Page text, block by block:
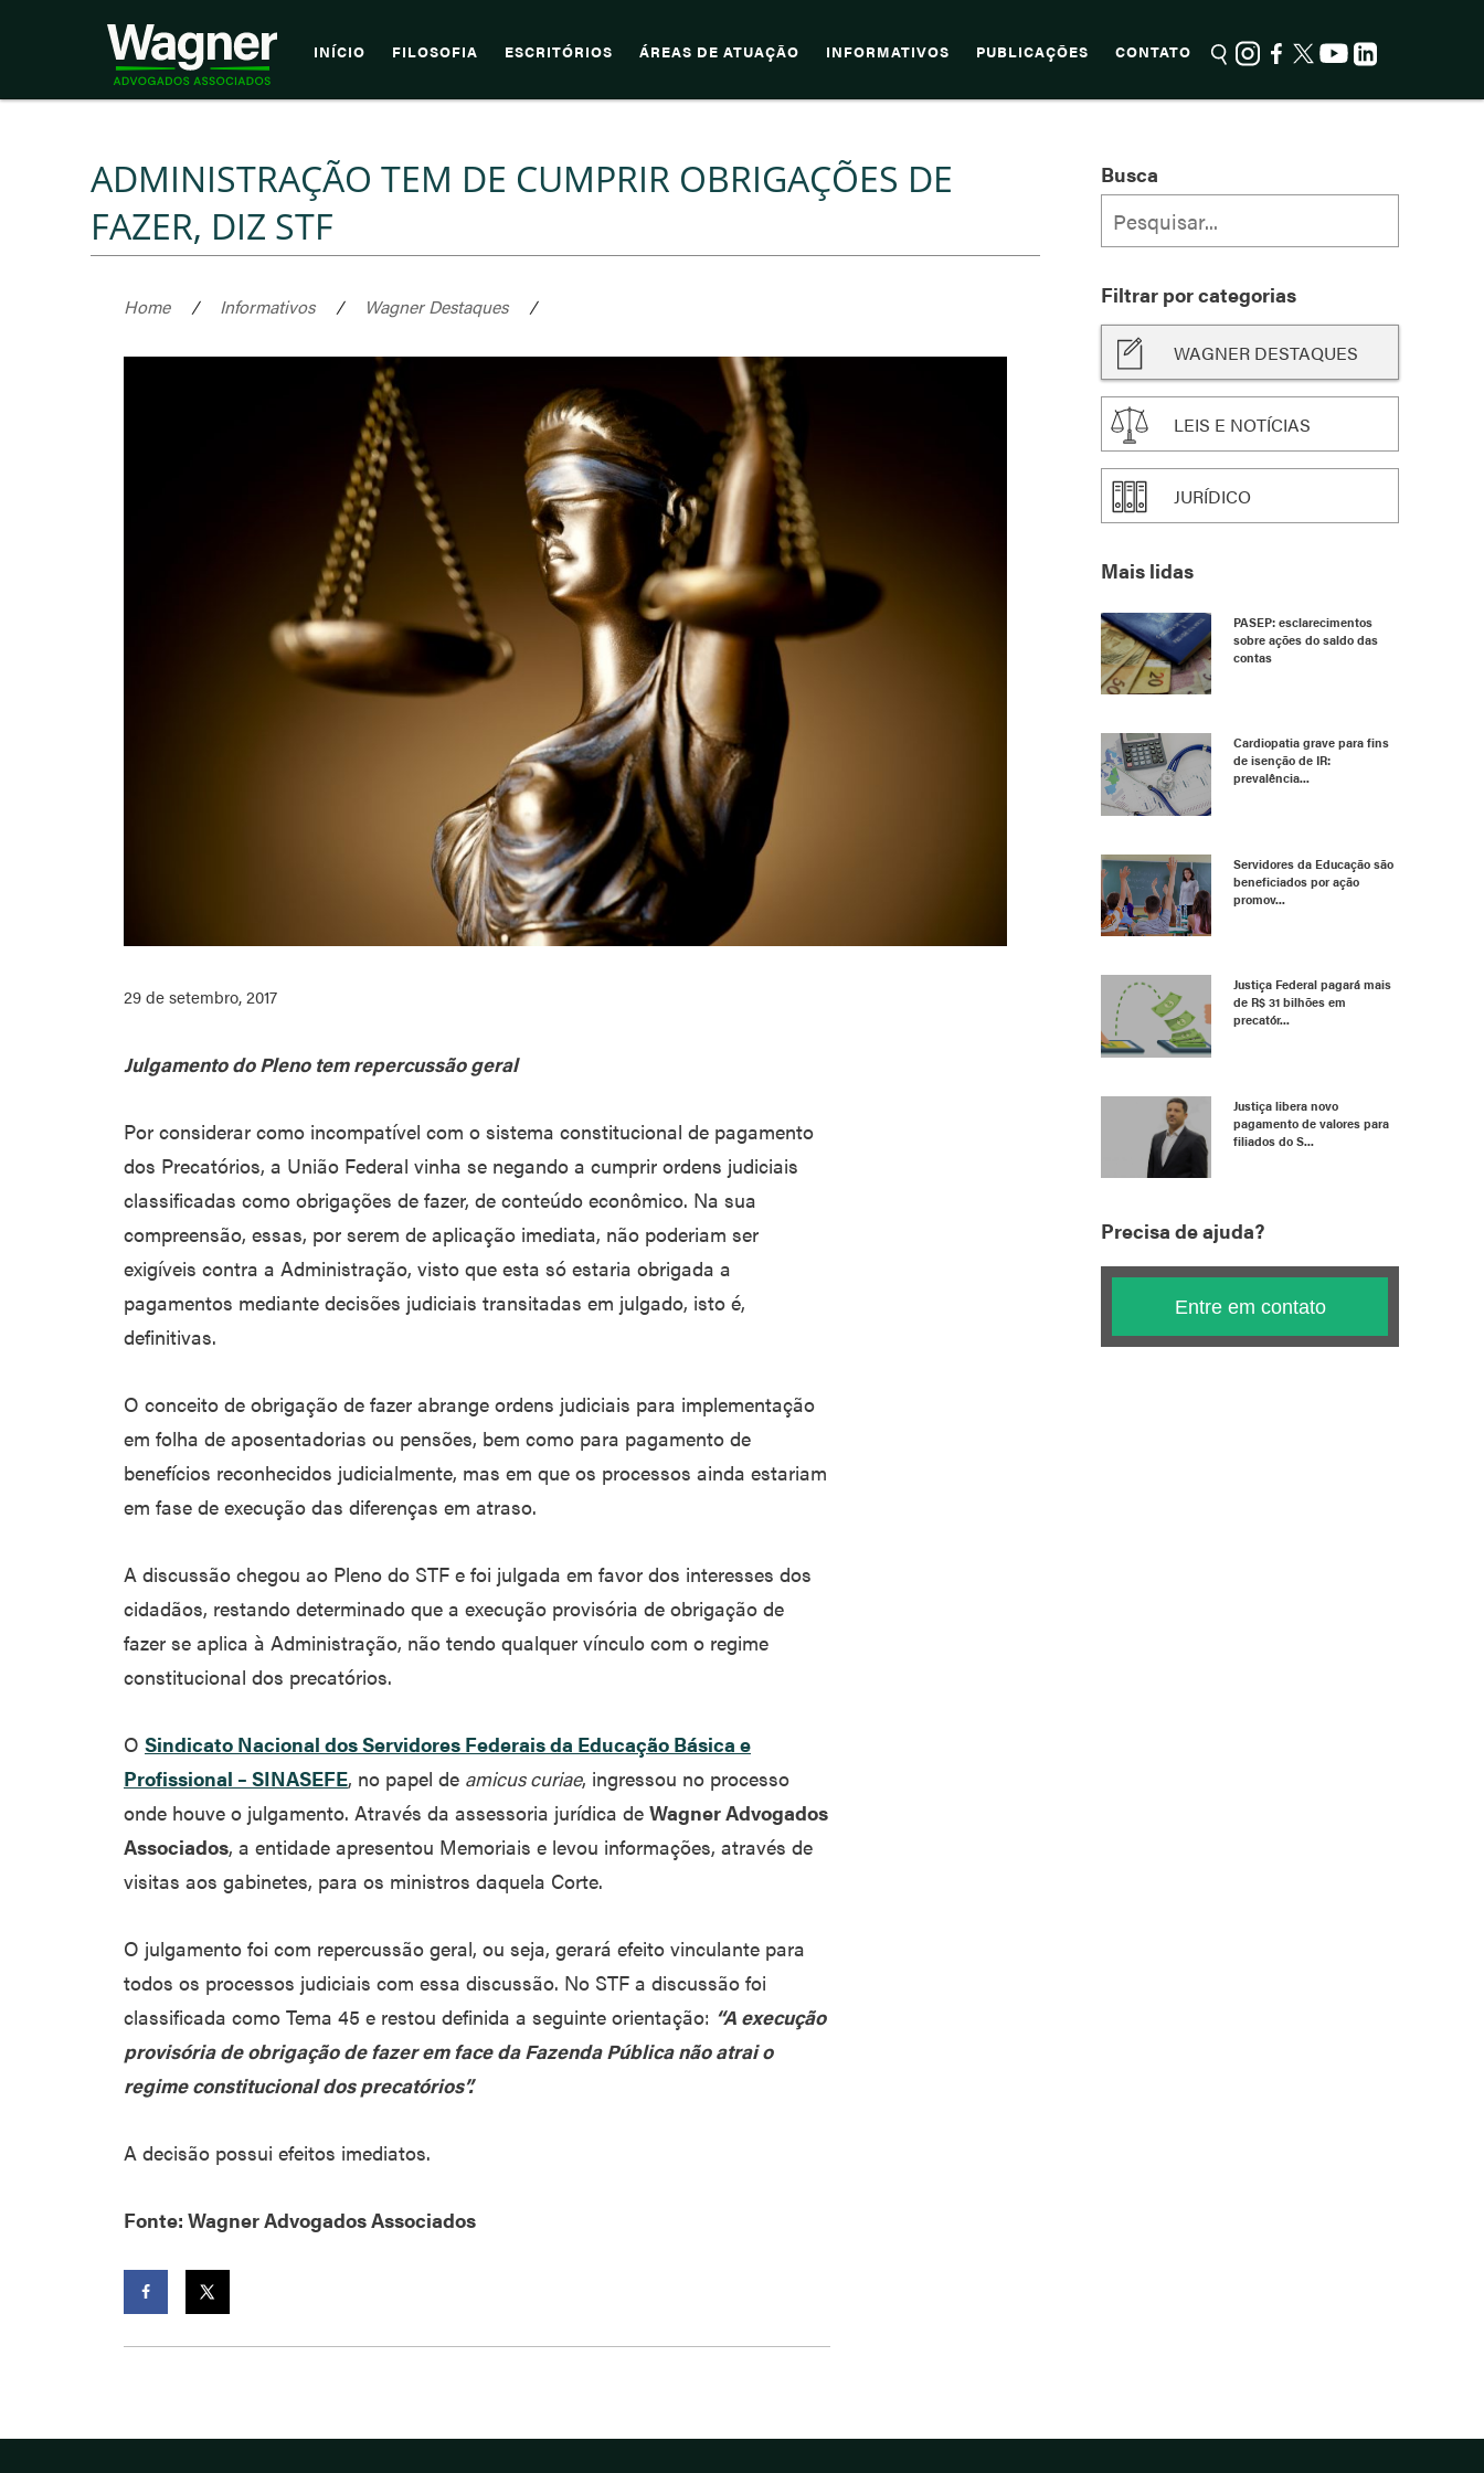
INÍCIO FILOSOFIA ESCRITÓRIOS ÁREAS DE ATUAÇÃO INFORMATIVOS PUBLICAÇÕES CONTATO
ADMINISTRAÇÃO TEM DE CUMPRIR OBRIGAÇÕES DE
FAZER, DIZ STF
Home / Informativos / Wagner Destaques /
29 de setembro, 2017
Julgamento do Pleno tem repercussão geral
Por considerar como incompatível com o sistema constitucional de pagamento
dos Precatórios, a União Federal vinha se negando a cumprir ordens judiciais
classificadas como obrigações de fazer, de conteúdo econômico. Na sua
compreensão, essas, por serem de aplicação imediata, não poderiam ser
exigíveis contra a Administração, visto que esta só estaria obrigada a
pagamentos mediante decisões judiciais transitadas em julgado, isto é,
definitivas.
O conceito de obrigação de fazer abrange ordens judiciais para implementação
em folha de aposentadorias ou pensões, bem como para pagamento de
benefícios reconhecidos judicialmente, mas em que os processos ainda estariam
em fase de execução das diferenças em atraso.
A discussão chegou ao Pleno do STF e foi julgada em favor dos interesses dos
cidadãos, restando determinado que a execução provisória de obrigação de
fazer se aplica à Administração, não tendo qualquer vínculo com o regime
constitucional dos precatórios.
O Sindicato Nacional dos Servidores Federais da Educação Básica e
Profissional – SINASEFE, no papel de amicus curiae, ingressou no processo
onde houve o julgamento. Através da assessoria jurídica de Wagner Advogados
Associados, a entidade apresentou Memoriais e levou informações, através de
visitas aos gabinetes, para os ministros daquela Corte.
O julgamento foi com repercussão geral, ou seja, gerará efeito vinculante para
todos os processos judiciais com essa discussão. No STF a discussão foi
classificada como Tema 45 e restou definida a seguinte orientação: “A execução
provisória de obrigação de fazer em face da Fazenda Pública não atrai o
regime constitucional dos precatórios”.
A decisão possui efeitos imediatos.
Fonte: Wagner Advogados Associados
Busca
Filtrar por categorias
WAGNER DESTAQUES
LEIS E NOTÍCIAS
JURÍDICO
Mais lidas
PASEP: esclarecimentos
sobre ações do saldo das
contas
Cardiopatia grave para fins
de isenção de IR:
prevalência...
Servidores da Educação são
beneficiados por ação
promov...
Justiça Federal pagará mais
de R$ 31 bilhões em
precatór...
Justiça libera novo
pagamento de valores para
filiados do S...
Precisa de ajuda?
Entre em contato